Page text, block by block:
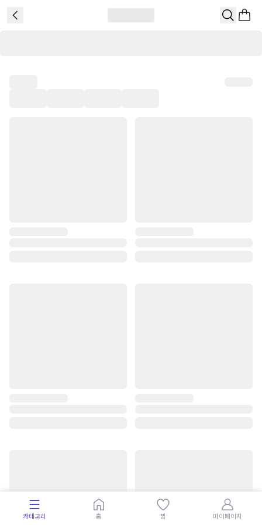
카테고리 홈 찜 마이페이지